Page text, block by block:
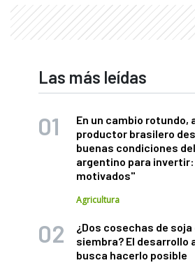
Las más leídas
En un cambio rotundo,
productor brasilero
buenas condiciones
argentino para
motivados"
Agricultura
¿Dos cosechas de soja
siembra? El desarrollo
busca hacerlo posible